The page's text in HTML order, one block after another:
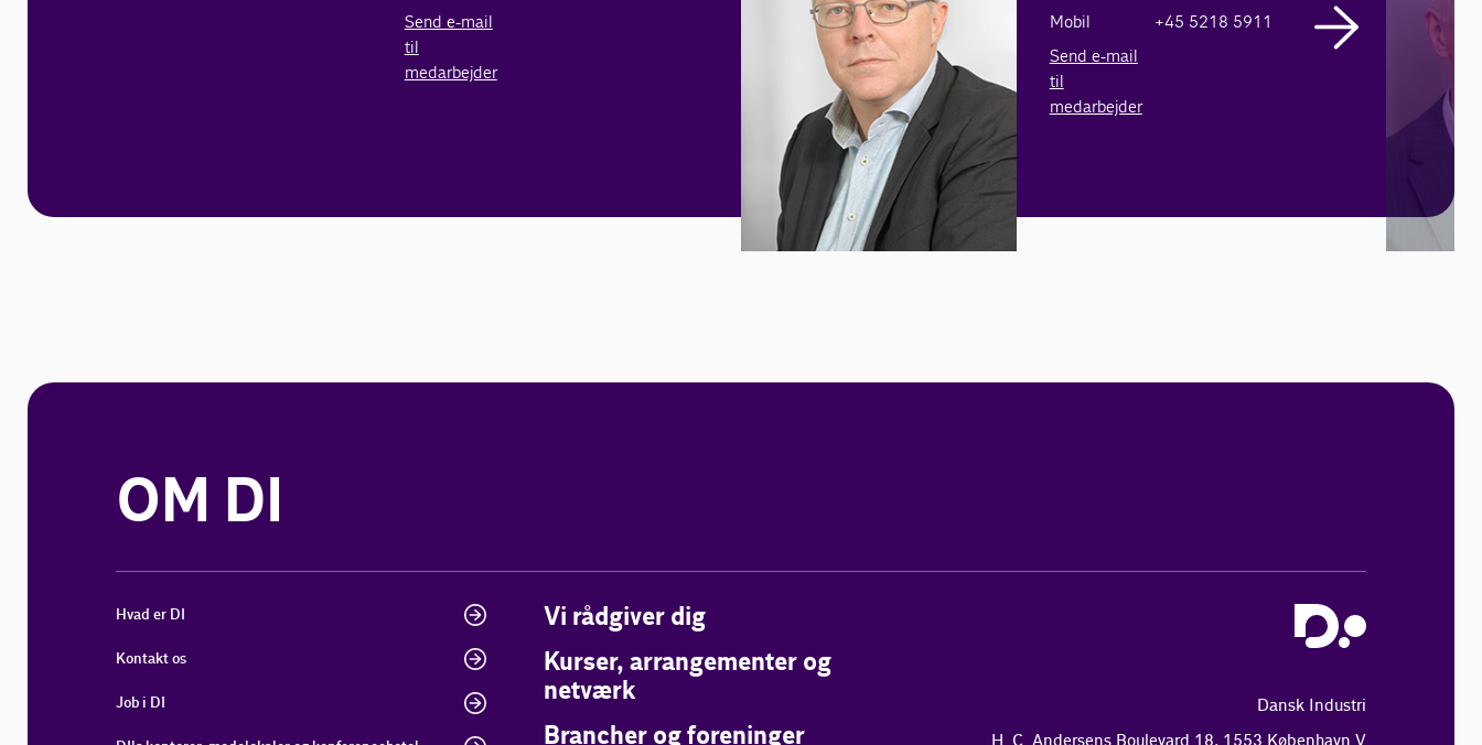
Send e-mail
til
medarbejder
Mobil
+45 5218 5911
Send e-mail
til
medarbejder
OM DI
Hvad er DI
Kontakt os
Job i DI
Vi rådgiver dig
Kurser, arrangementer og
netværk
Brancher og foreninger
Dansk Industri